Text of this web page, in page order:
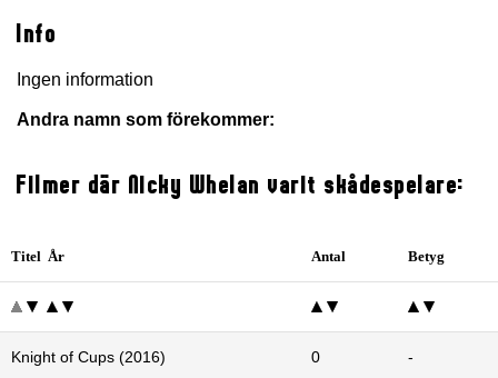
Info
Ingen information
Andra namn som förekommer:
Filmer där Nicky Whelan varit skådespelare:
Titel År Antal Betyg
Knight of Cups (2016) 0 -